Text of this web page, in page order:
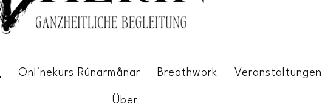
Onlinekurs Rúnarmånar Breathwork Veranstaltungen
Über